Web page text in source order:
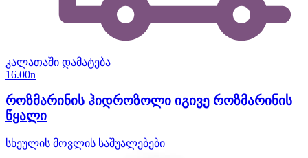
კალათაში დამატება
16.00n
როზმარინის ჰიდროზოლი იგივე როზმარინის
წყალი
სხეულის მოვლის საშუალებები